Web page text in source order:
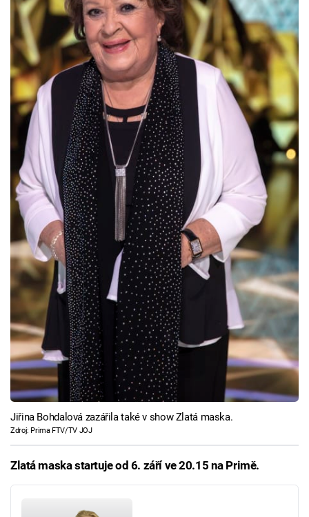
Jiřina Bohdalová zazářila také v show Zlatá maska.
Zdroj: Prima FTV/TV JOJ
Zlatá maska startuje od 6. září ve 20.15 na Primě.